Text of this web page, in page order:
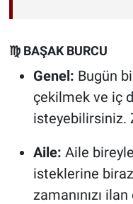
♍ BAŞAK BURCU
Genel: Bugün
çekilmek ve iç
isteyebilirsiniz.
Aile: Aile
isteklerine
zamanınızı